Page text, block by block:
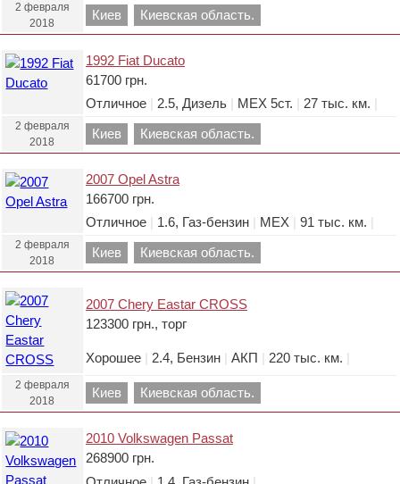
2 февраля
2018
Киев Киевская область.
1992 Fiat Ducato
61700 грн.
Отличное
2.5, Дизель МЕХ 5ст. 27 тыс. км.
2 февраля
2018
Киев Киевская область.
2007 Opel Astra
166700 грн.
Отличное
1.6, Газ-бензин МЕХ 91 тыс. км.
2 февраля
2018
Киев Киевская область.
2007 Chery Eastar CROSS
123300 грн., торг
Хорошее 2.4, Бензин АКП 220 тыс. км.
2 февраля
2018
Киев Киевская область.
2010 Volkswagen Passat
268900 грн.